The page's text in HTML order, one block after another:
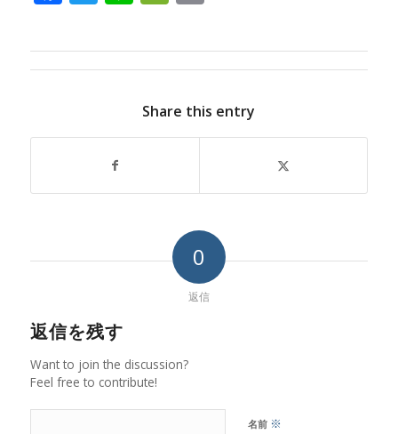
Share this entry
0
返信
返信を残す
Want to join the discussion?
Feel free to contribute!
名前 ※